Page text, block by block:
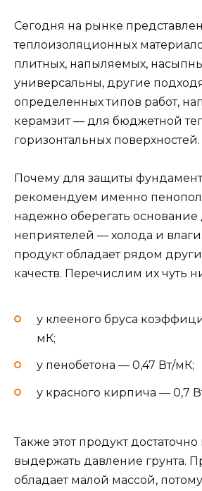
Сегодня на рынке
теплоизоляционных
плитных, напыляемых,
универсальны, другие
определенных типов работ,
керамзит — для бюджетной
горизонтальных поверхностей.
Почему для защиты
рекомендуем именно
надежно оберегать основание
неприятелей — холода и
продукт обладает рядом
качеств. Перечислим их чуть
у клееного бруса
мК;
у пенобетона — 0,47 Вт/мК;
у красного кирпича — 0,7
Также этот продукт
выдержать давление грунта.
обладает малой массой,